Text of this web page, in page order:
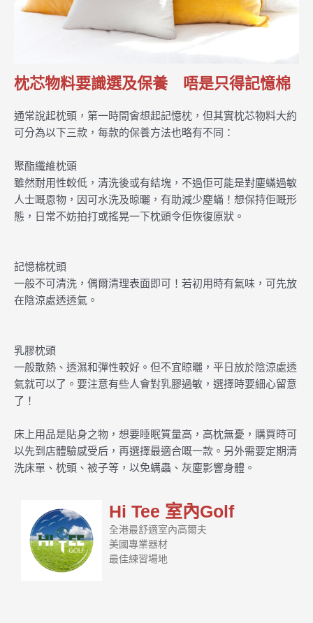
枕芯物料要識選及保養 唔是只得記憶棉
通常說起枕頭，第一時間會想起記憶枕，但其實枕芯物料大約
可分為以下三款，每款的保養方法也略有不同：
聚酯纖維枕頭
雖然耐用性較低，清洗後或有結塊，不過佢可能是對塵蟎過敏
人士嘅恩物，因可水洗及晾曬，有助減少塵蟎！想保持佢嘅形
態，日常不妨拍打或搖晃一下枕頭令佢恢復原狀。
記憶棉枕頭
一般不可清洗，偶爾清理表面即可！若初用時有氣味，可先放
在陰涼處透透氣。
乳膠枕頭
一般散熱、透濕和彈性較好。但不宜晾曬，平日放於陰涼處透
氣就可以了。要注意有些人會對乳膠過敏，選擇時要細心留意
了！
床上用品是貼身之物，想要睡眠質量高，高枕無憂，購買時可
以先到店體驗感受后，再選擇最適合嘅一款。另外需要定期清
洗床單、枕頭、被子等，以免螨蟲、灰塵影響身體。
Hi Tee 室內Golf
全港最舒適室內高爾夫
美國專業器材
最佳練習場地